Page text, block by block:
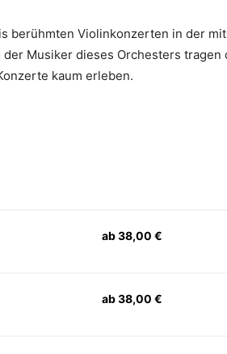
berühmten Violinkonzerten in der
Musiker dieses Orchesters tragen
kaum erleben.
ab 38,00 €
ab 38,00 €